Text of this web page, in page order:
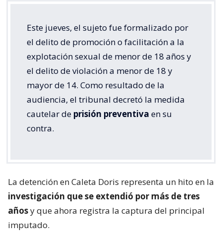
Este jueves, el sujeto fue formalizado por
el delito de promoción o facilitación a la
explotación sexual de menor de 18 años y
el delito de violación a menor de 18 y
mayor de 14. Como resultado de la
audiencia, el tribunal decretó la medida
cautelar de prisión preventiva en su
contra.
La detención en Caleta Doris representa un hito en la
investigación que se extendió por más de tres
añosy que ahora registra la captura del principal
imputado.